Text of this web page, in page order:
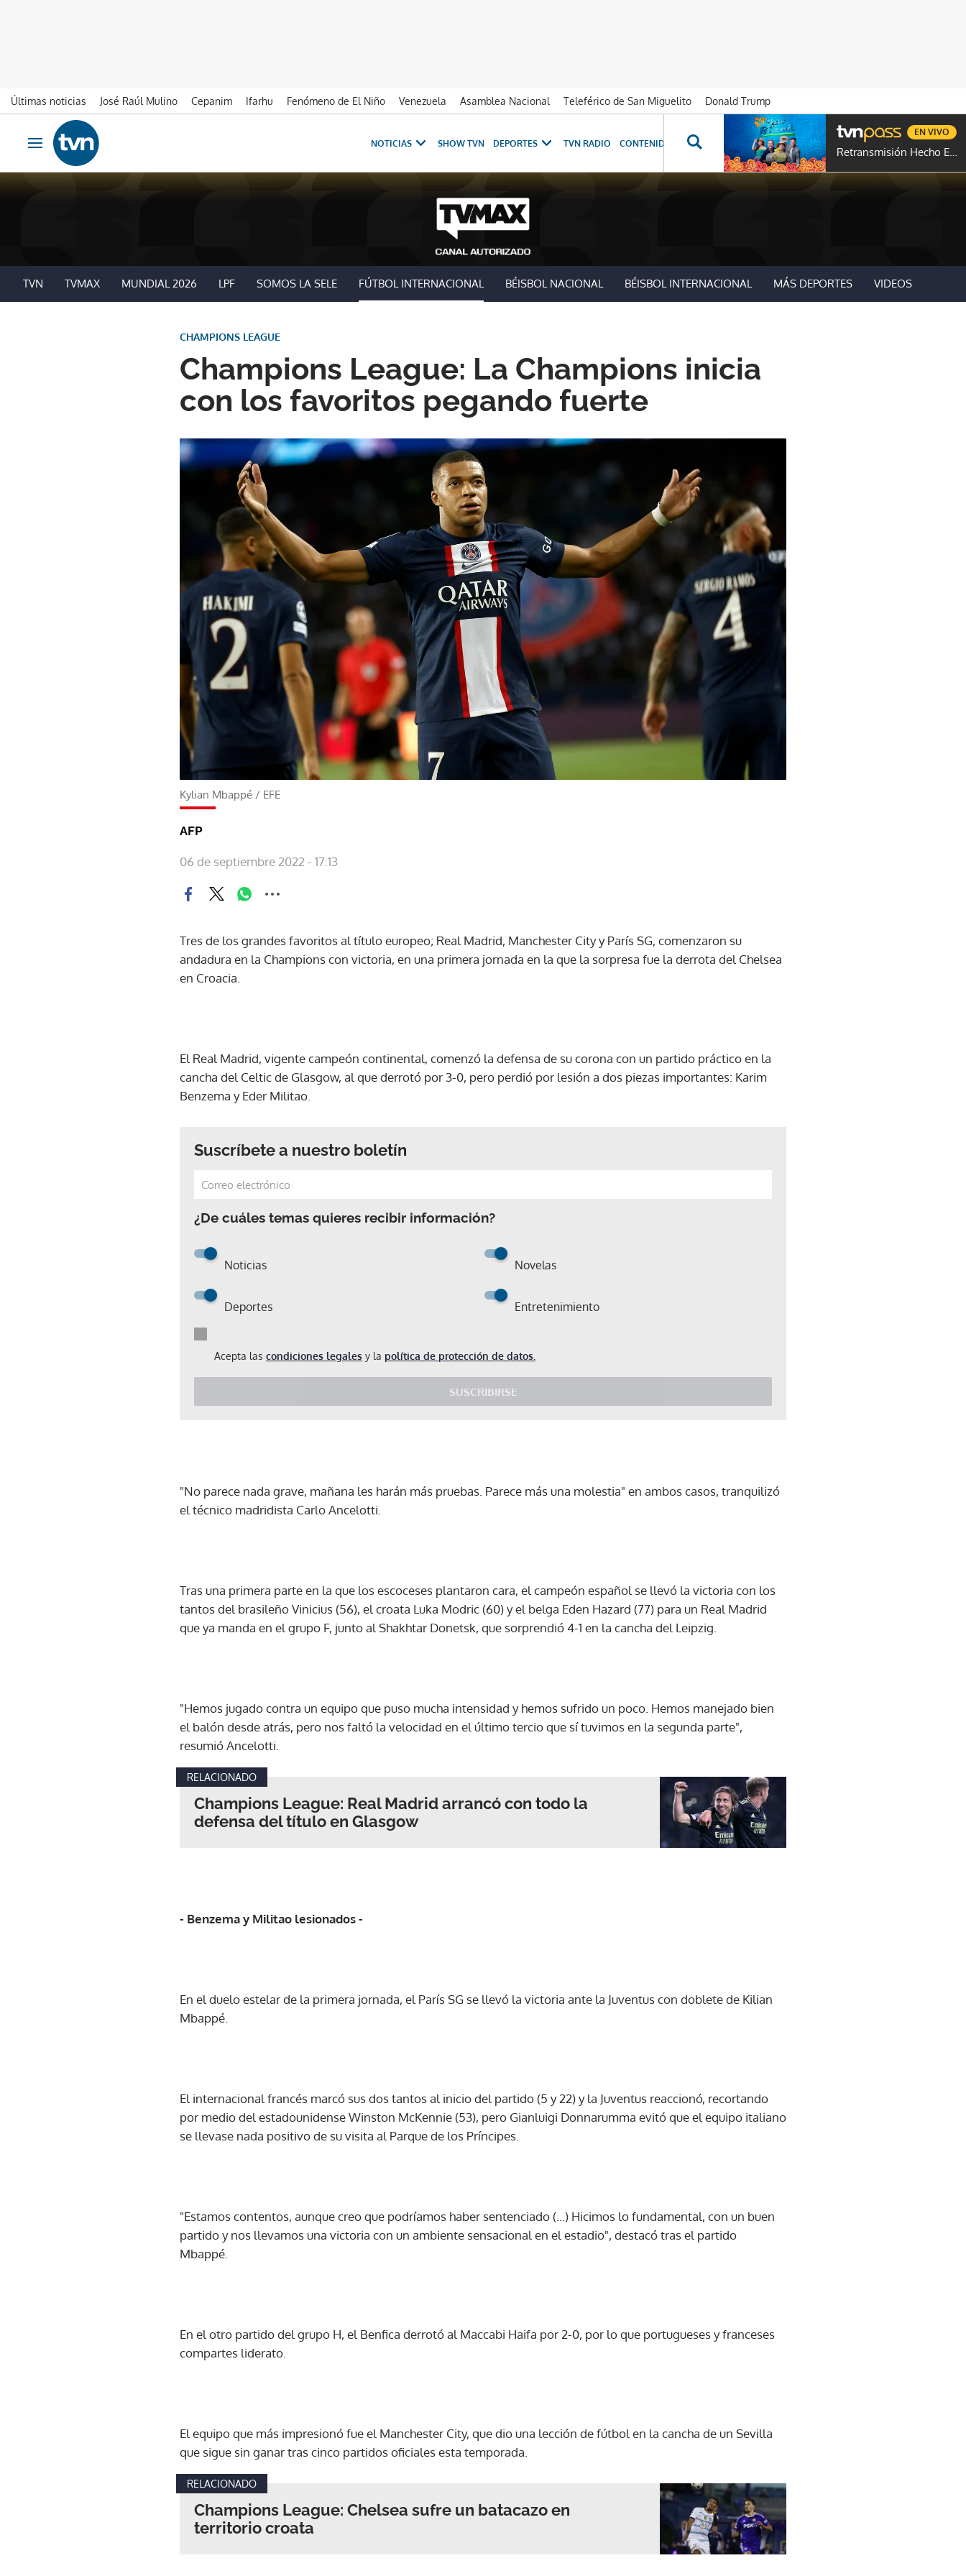
Últimas noticias José Raúl Mulino Cepanim Ifarhu Fenómeno de El Niño Venezuela Asamblea Nacional Teleférico de San Miguelito
Donald Trump
Ir al contenido
Obrir navegació
NOTICIAS SHOW TVN DEPORTES TVN RADIO CONTENIDOS ESPECIALES NOVELAS PROGRAMAS GENTE TVN
Retransmisión Hecho En Panamá
EN VIVO
TVN TVMAX MUNDIAL 2026 LPF SOMOS LA SELE FÚTBOL INTERNACIONAL BÉISBOL NACIONAL BÉISBOL INTERNACIONAL MÁS DEPORTES VIDEOS
Champions League: La Champions inicia
con los favoritos pegando fuerte
CHAMPIONS LEAGUE
Kylian Mbappé / EFE
AFP
06 de septiembre 2022 - 17:13
Tres de los grandes favoritos al título europeo; Real Madrid, Manchester City y París SG, comenzaron su
andadura en la Champions con victoria, en una primera jornada en la que la sorpresa fue la derrota del Chelsea
en Croacia.
El Real Madrid, vigente campeón continental, comenzó la defensa de su corona con un partido práctico en la
cancha del Celtic de Glasgow, al que derrotó por 3-0, pero perdió por lesión a dos piezas importantes: Karim
Benzema y Eder Militao.
Suscríbete a nuestro boletín
¿De cuáles temas quieres recibir información?
Noticias Novelas
Deportes Entretenimiento
Acepta las condiciones legales y la política de protección de datos.
SUSCRIBIRSE
Gracias por suscribirte a nuestro boletín.
"No parece nada grave, mañana les harán más pruebas. Parece más una molestia" en ambos casos, tranquilizó
el técnico madridista Carlo Ancelotti.
Tras una primera parte en la que los escoceses plantaron cara, el campeón español se llevó la victoria con los
tantos del brasileño Vinicius (56), el croata Luka Modric (60) y el belga Eden Hazard (77) para un Real Madrid
que ya manda en el grupo F, junto al Shakhtar Donetsk, que sorprendió 4-1 en la cancha del Leipzig.
"Hemos jugado contra un equipo que puso mucha intensidad y hemos sufrido un poco. Hemos manejado bien
el balón desde atrás, pero nos faltó la velocidad en el último tercio que sí tuvimos en la segunda parte",
resumió Ancelotti.
RELACIONADO
Champions League: Real Madrid arrancó con todo la
defensa del título en Glasgow
- Benzema y Militao lesionados -
En el duelo estelar de la primera jornada, el París SG se llevó la victoria ante la Juventus con doblete de Kilian
Mbappé.
El internacional francés marcó sus dos tantos al inicio del partido (5 y 22) y la Juventus reaccionó, recortando
por medio del estadounidense Winston McKennie (53), pero Gianluigi Donnarumma evitó que el equipo italiano
se llevase nada positivo de su visita al Parque de los Príncipes.
"Estamos contentos, aunque creo que podríamos haber sentenciado (...) Hicimos lo fundamental, con un buen
partido y nos llevamos una victoria con un ambiente sensacional en el estadio", destacó tras el partido
Mbappé.
En el otro partido del grupo H, el Benfica derrotó al Maccabi Haifa por 2-0, por lo que portugueses y franceses
compartes liderato.
El equipo que más impresionó fue el Manchester City, que dio una lección de fútbol en la cancha de un Sevilla
que sigue sin ganar tras cinco partidos oficiales esta temporada.
RELACIONADO
Champions League: Chelsea sufre un batacazo en
territorio croata